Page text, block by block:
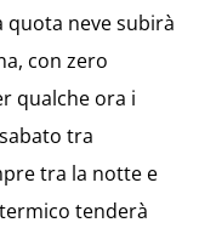
quota neve subirà
con zero
qualche ora i
tra
tra la notte e
tenderà